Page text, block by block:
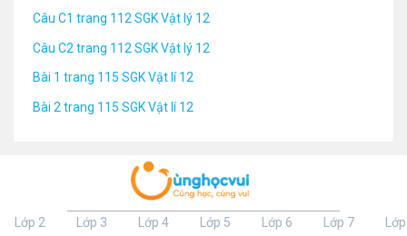
Câu C1 trang 112 SGK Vật lý 12
Câu C2 trang 112 SGK Vật lý 12
Bài 1 trang 115 SGK Vật lí 12
Bài 2 trang 115 SGK Vật lí 12
Lớp 2 Lớp 3 Lớp 4 Lớp 5 Lớp 6 Lớp 7
Lớp